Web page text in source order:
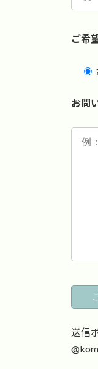
ご希
お問
送信